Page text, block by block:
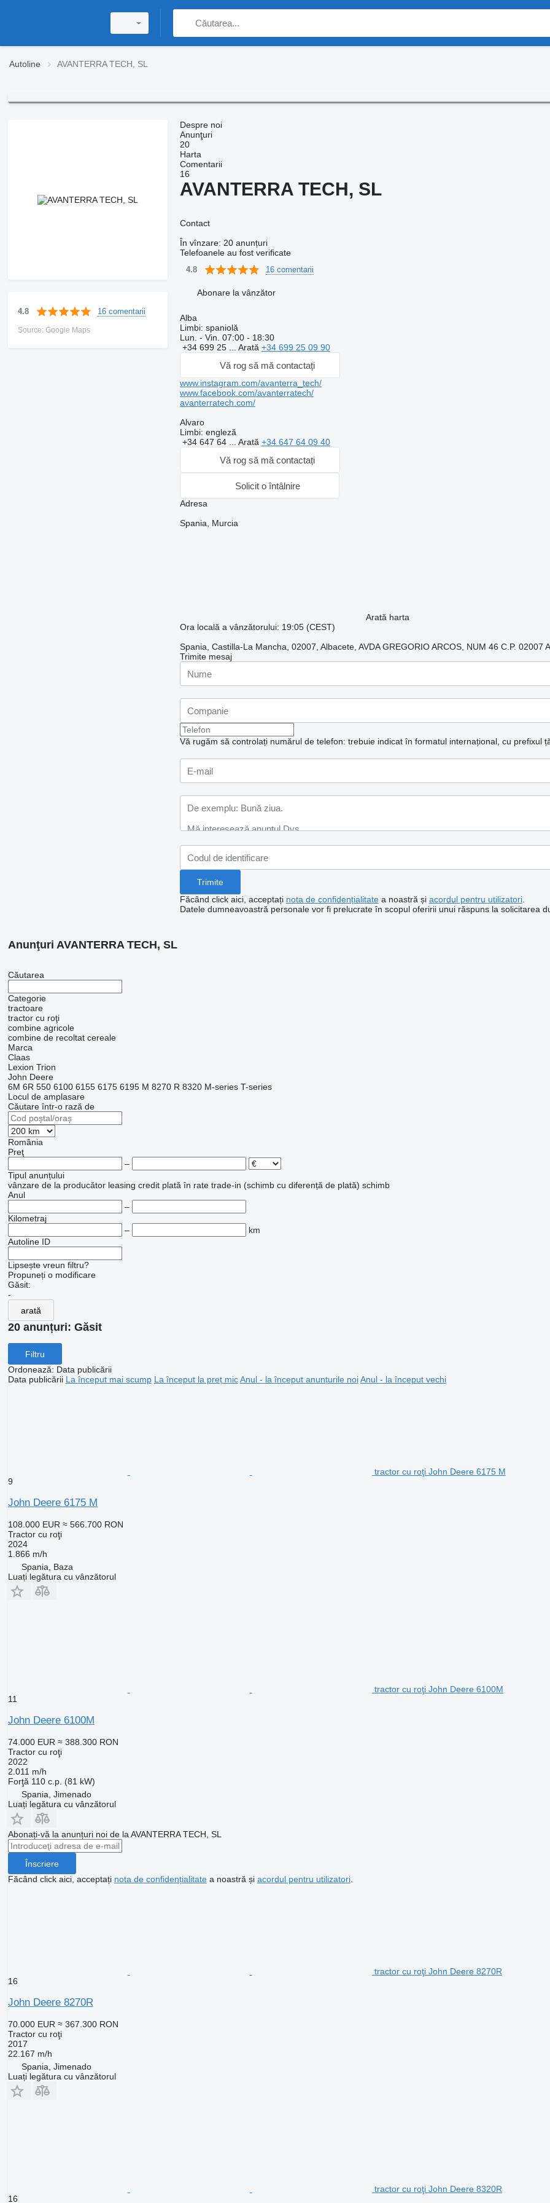
Autoline AVANTERRA TECH, SL
4.8 16 comentarii
Source: Google Maps
Despre noi
Anunţuri
20
Harta
Comentarii
16
AVANTERRA TECH, SL
Contact
În vînzare: 20 anunțuri
Telefoanele au fost verificate
4.8 16 comentarii
Abonare la vânzător
Alba
Limbi: spaniolă
Lun. - Vin. 07:00 - 18:30
+34 699 25 ... Arată +34 699 25 09 90
Vă rog să mă contactați
www.instagram.com/avanterra_tech/
www.facebook.com/avanterratech/
avanterratech.com/
Alvaro
Limbi: engleză
+34 647 64 ... Arată +34 647 64 09 40
Vă rog să mă contactați
Solicit o întâlnire
Adresa
Spania, Murcia
Arată harta
Ora locală a vânzătorului: 19:05 (CEST)
Spania, Castilla-La Mancha, 02007, Albacete, AVDA GREGORIO ARCOS, NUM 46 C.P. 02007
Trimite mesaj
Vă rugăm să controlați numărul de telefon: trebuie indicat în formatul internațional, cu prefixul
Făcând click aici, acceptați nota de confidențialitatea noastră și acordul pentru utilizatori.
Datele dumneavoastră personale vor fi prelucrate în scopul oferirii unui răspuns la solicitarea
Anunţuri AVANTERRA TECH, SL
Căutarea
Categorie
tractoare
tractor cu roţi
combine agricole
combine de recoltat cereale
Marca
Claas
Lexion Trion
John Deere
6M 6R 550 6100 6155 6175 6195 M 8270 R 8320 M-series T-series
Locul de amplasare
Căutare într-o rază de
România
Preţ
–
Tipul anunțului
vânzare de la producător leasing credit plată în rate trade-in (schimb cu diferență de plată) schimb
Anul
–
Kilometraj
–
km
Autoline ID
Lipsește vreun filtru?
Propuneți o modificare
Găsit:
-
arată
20 anunțuri: Găsit
Filtru
Ordonează: Data publicării
Data publicării La început mai scump La început la preț mic Anul - la început anunțurile noi Anul - la început vechi
tractor cu roţi John Deere 6175 M
9
John Deere 6175 M
108.000 EUR ≈ 566.700 RON
Tractor cu roţi
2024
1.866 m/h
Spania, Baza
Luați legătura cu vânzătorul
tractor cu roţi John Deere 6100M
11
John Deere 6100M
74.000 EUR ≈ 388.300 RON
Tractor cu roţi
2022
2.011 m/h
Forţă 110 c.p. (81 kW)
Spania, Jimenado
Luați legătura cu vânzătorul
Abonați-vă la anunțuri noi de la AVANTERRA TECH, SL
Înscriere
Făcând click aici, acceptați nota de confidențialitatea noastră și acordul pentru utilizatori.
tractor cu roţi John Deere 8270R
16
John Deere 8270R
70.000 EUR ≈ 367.300 RON
Tractor cu roţi
2017
22.167 m/h
Spania, Jimenado
Luați legătura cu vânzătorul
tractor cu roţi John Deere 8320R
16